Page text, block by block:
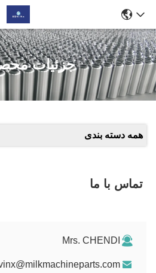
جزئیات
همه دسته بندی
تماس با ما
Mrs. CHENDI